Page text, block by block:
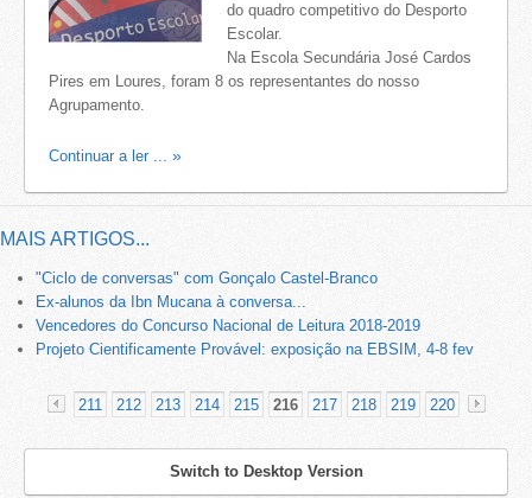
do quadro competitivo do Desporto
Escolar.
Na Escola Secundária José Cardos
Pires em Loures, foram 8 os representantes do nosso
Agrupamento.
Continuar a ler ...
MAIS ARTIGOS...
"Ciclo de conversas" com Gonçalo Castel-Branco
Ex-alunos da Ibn Mucana à conversa...
Vencedores do Concurso Nacional de Leitura 2018-2019
Projeto Cientificamente Provável: exposição na EBSIM, 4-8 fev
«
211 212 213 214 215 216 217 218 219 220
Switch to Desktop Version